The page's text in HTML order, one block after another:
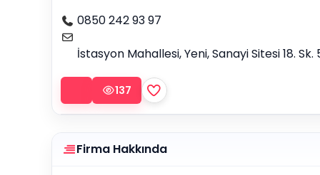
0850 242 93 97
İstasyon Mahallesi, Yeni, Sanayi Sitesi 18. Sk.
137
Firma Hakkında